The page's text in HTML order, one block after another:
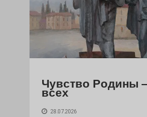
Чувство Родины
всех
28.07.2026